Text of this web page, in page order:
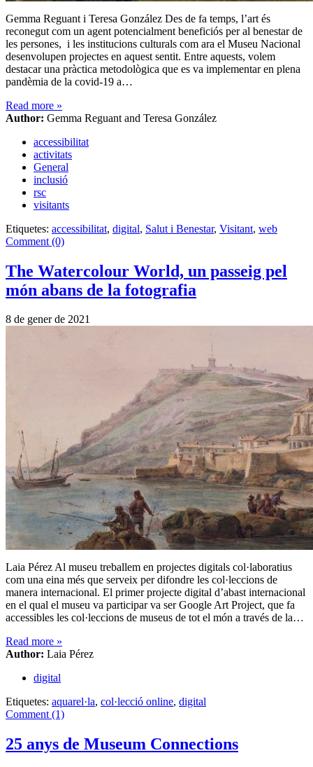
Gemma Reguant i Teresa González Des de fa temps, l’art és
reconegut com un agent potencialment beneficiós per al benestar de
les persones, i les institucions culturals com ara el Museu Nacional
desenvolupen projectes en aquest sentit. Entre aquests, volem
destacar una pràctica metodològica que es va implementar en plena
pandèmia de la covid-19 a…
Read more »
Author: Gemma Reguant and Teresa González
accessibilitat
activitats
General
inclusió
rsc
visitants
Etiquetes: accessibilitat, digital, Salut i Benestar, Visitant, web
Comment (0)
The Watercolour World, un passeig pel
món abans de la fotografia
8 de gener de 2021
Laia Pérez Al museu treballem en projectes digitals col·laboratius
com una eina més que serveix per difondre les col·leccions de
manera internacional. El primer projecte digital d’abast internacional
en el qual el museu va participar va ser Google Art Project, que fa
accessibles les col·leccions de museus de tot el món a través de la…
Read more »
Author: Laia Pérez
digital
Etiquetes: aquarel·la, col·lecció online, digital
Comment (1)
25 anys de Museum Connections